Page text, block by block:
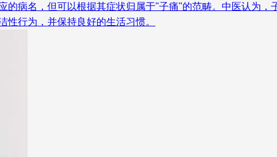
的病名，但可以根据其症状归属于"子痛"的范畴。中医认为
性行为，并保持良好的生活习惯。